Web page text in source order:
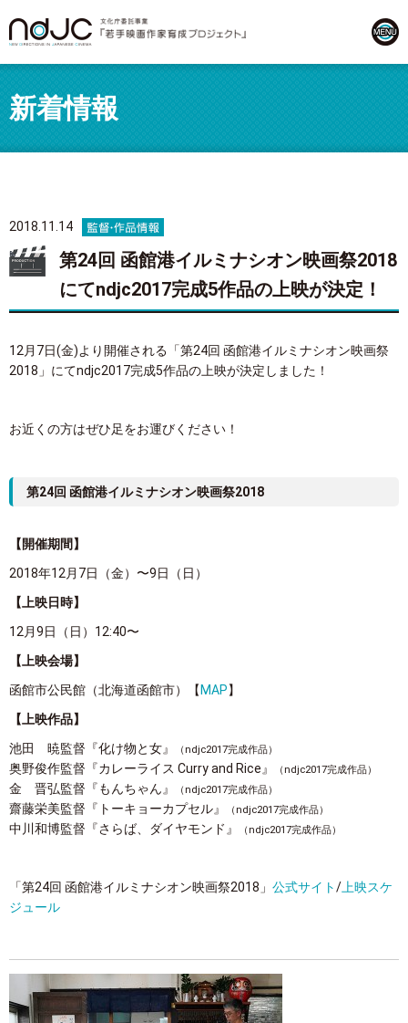
新着情報
2018.11.14
第24回 函館港イルミナシオン映画祭2018
にてndjc2017完成5作品の上映が決定！
12月7日(金)より開催される「第24回 函館港イルミナシオン映画祭
2018」にてndjc2017完成5作品の上映が決定しました！
お近くの方はぜひ足をお運びください！
第24回 函館港イルミナシオン映画祭2018
【開催期間】
2018年12月7日（金）〜9日（日）
【上映日時】
12月9日（日）12:40〜
【上映会場】
函館市公民館（北海道函館市）【 MAP】
【上映作品】
池田 暁監督『化け物と女』
（ndjc2017完成作品）
奥野俊作監督『カレーライス Curry and Rice』 （ndjc2017完成作品）
金 晋弘監督『もんちゃん』 （ndjc2017完成作品）
齋藤栄美監督『トーキョーカプセル』 （ndjc2017完成作品）
中川和博監督『さらば、ダイヤモンド』 （ndjc2017完成作品）
「第24回 函館港イルミナシオン映画祭2018」 公式サイト/ 上映スケ
ジュール